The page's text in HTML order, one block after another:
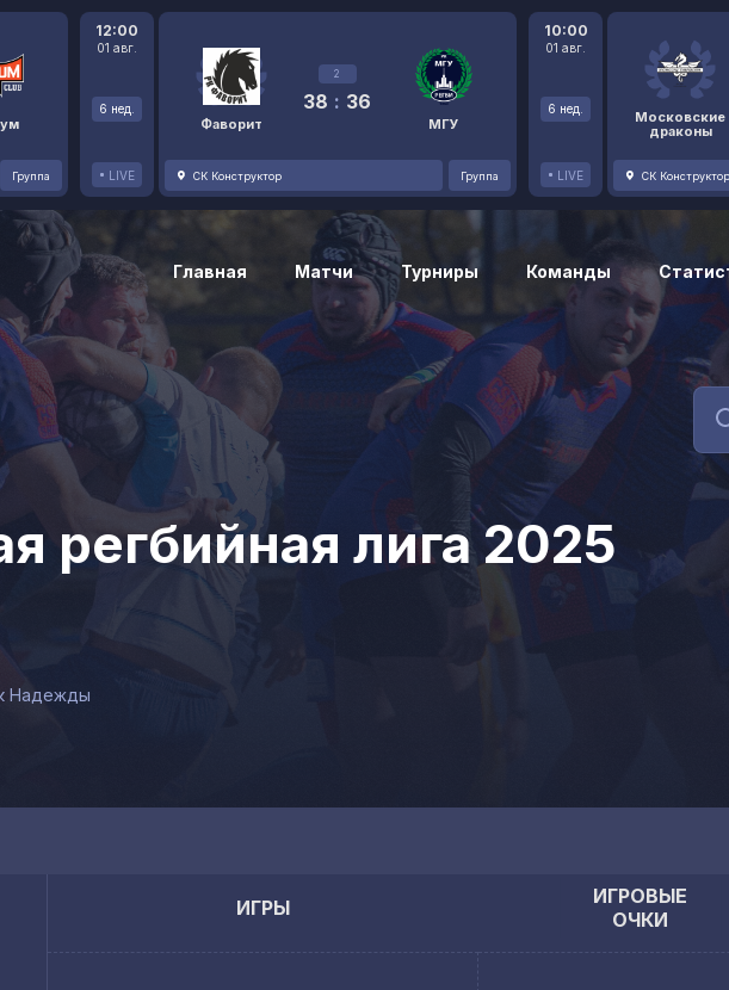
Группа
12:00
01 авг.
6 нед.
LIVE
Фаворит
2
38 : 36
МГУ
СК Конструктор Группа
10:00
01 авг.
6 нед.
LIVE
Московские
драконы
СК Конструктор
Главная Матчи Турниры Команды
регбийная лига 2025
Надежды
ИГРЫ
ИГРОВЫЕ
ОЧКИ